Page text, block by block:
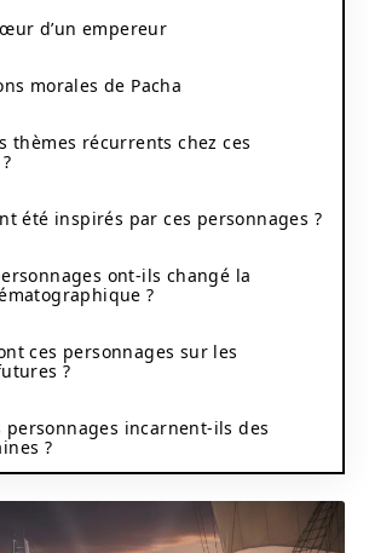
d’un empereur
morales de Pacha
thèmes récurrents chez ces
été inspirés par ces personnages ?
ont-ils changé la
?
ces personnages sur les
?
personnages incarnent-ils des
?